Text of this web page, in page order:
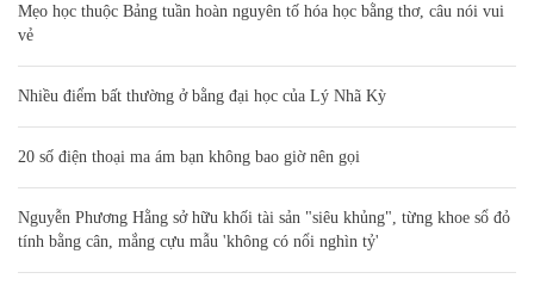
Mẹo học thuộc Bảng tuần hoàn nguyên tố hóa học bằng thơ, câu nói vui
vẻ
Nhiều điểm bất thường ở bằng đại học của Lý Nhã Kỳ
20 số điện thoại ma ám bạn không bao giờ nên gọi
Nguyễn Phương Hằng sở hữu khối tài sản "siêu khủng", từng khoe sổ đỏ
tính bằng cân, mắng cựu mẫu 'không có nổi nghìn tỷ'